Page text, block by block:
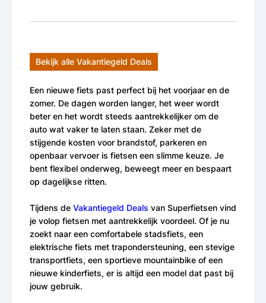
Bekijk alle Vakantiegeld Deals
Een nieuwe fiets past perfect bij het voorjaar en de
zomer. De dagen worden langer, het weer wordt
beter en het wordt steeds aantrekkelijker om de
auto wat vaker te laten staan. Zeker met de
stijgende kosten voor brandstof, parkeren en
openbaar vervoer is fietsen een slimme keuze. Je
bent flexibel onderweg, beweegt meer en bespaart
op dagelijkse ritten.
Tijdens de Vakantiegeld Deals van Superfietsen vind
je volop fietsen met aantrekkelijk voordeel. Of je nu
zoekt naar een comfortabele stadsfiets, een
elektrische fiets met trapondersteuning, een stevige
transportfiets, een sportieve mountainbike of een
nieuwe kinderfiets, er is altijd een model dat past bij
jouw gebruik.